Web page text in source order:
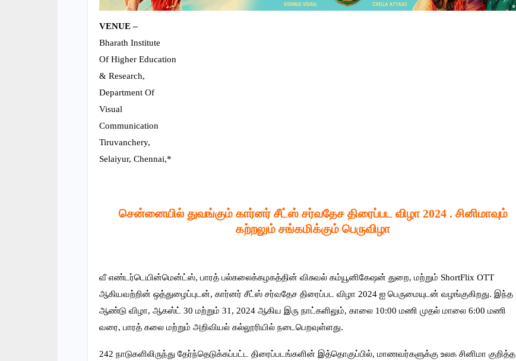
VENUE –
Bharath Institute
Of Higher Education
& Research,
Department Of
Visual
Communication
Tiruvanchery,
Selaiyur, Chennai,*
சென்னையில் துவங்கும் கார்னர் சீட்ஸ் சர்வதேச திரைப்பட விழா 2024 . சினிமாவும்
கற்றலும் சங்கமிக்கும் பெருவிழா
வீ எண்டர்டெயின்மென்ட்ஸ், பாரத் பல்கலைக்கழகத்தின் விசுவல் கம்யூனிகேஷன் துறை, மற்றும் ShortFlix OTT
ஆகியவற்றின் ஒத்துழைப்புடன், கார்னர் சீட்ஸ் சர்வதேச திரைப்பட விழா 2024 ஐ பெருமையுடன் வழங்குகிறது. இந்த
ஆண்டு விழா, ஆகஸ்ட் 30 மற்றும் 31, 2024 ஆகிய இரு நாட்களிலும், காலை 10:00 மணி முதல் மாலை 6:00 மணி
வரை, பாரத் கலை மற்றும் அறிவியல் கல்லூரியில் நடைபெறவுள்ளது.
242 நாடுகளிலிருந்து தேர்ந்தெடுக்கப்பட்ட திரைப்படங்களின் இத்தொகுப்பில், மாணவர்களுக்கு உலக சினிமா குறித்த